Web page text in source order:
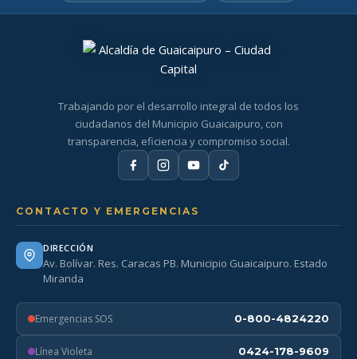
Trabajando por el desarrollo integral de todos los
ciudadanos del Municipio Guaicaipuro, con
transparencia, eficiencia y compromiso social.
CONTACTO Y EMERGENCIAS
DIRECCIÓN
Av. Bolívar. Res. Caracas PB. Municipio Guaicaipuro. Estado
Miranda
Emergencias SOS 0-800-4824220
Línea Violeta 0424-178-9609